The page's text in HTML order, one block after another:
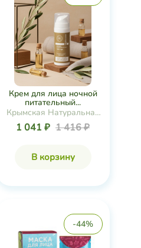
Крем для лица ночной
питательный...
Крымская Натуральная
Коллекция
1 041 ₽ 1 416 ₽
В корзину
-44%